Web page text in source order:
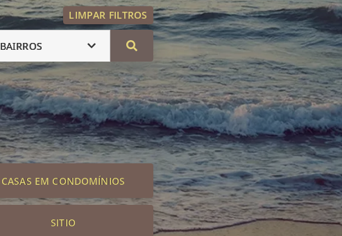
LIMPAR FILTROS
BAIRROS
CASAS EM CONDOMÍNIOS
SITIO